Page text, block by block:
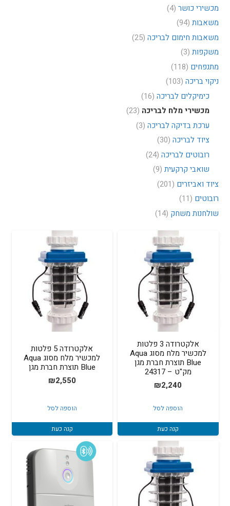
מכשירי כושר (4)
משאבות (94)
משאבות חימום לבריכה (25)
משקפות (3)
מתנפחים (118)
ניקוי בריכה (103)
כימיקלים לבריכה (16)
מכשירי מלח לבריכה (23)
ערכת בדיקה לבריכה (3)
ציוד לבריכה (30)
רובוטים לבריכה (24)
שואבי קרקעית (9)
ציוד ואביזרים (201)
רובוטים (11)
שולחנות משחק (14)
אלקטרודה 3 פלטות
למכשיר מלח מסוג Aqua
Blue תוצרת חברת מגן
מק"ט – 24317
₪2,240
הוספה לסל
קנה כעת
אלקטרודה 5 פלטות
למכשיר מלח מסוג Aqua
Blue תוצרת חברת מגן
₪2,550
הוספה לסל
קנה כעת